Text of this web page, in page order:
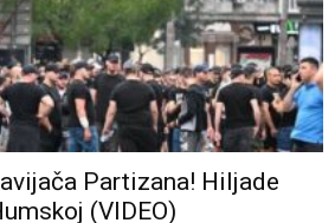
Partizana! Hiljade
(VIDEO)